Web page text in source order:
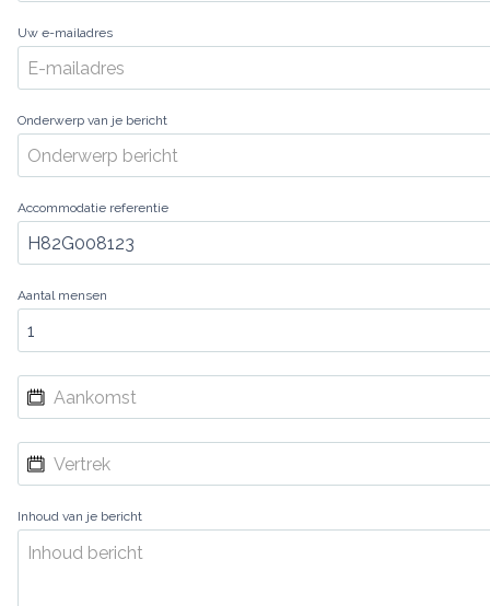
Uw e-mailadres
Onderwerp van je bericht
Accommodatie referentie
Aantal mensen
Inhoud van je bericht